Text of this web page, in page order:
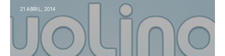
21 ABRIL, 2014